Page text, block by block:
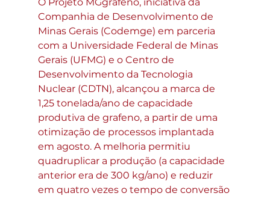
Companhia de Desenvolvimento de
Minas Gerais (Codemge) em parceria
com a Universidade Federal de Minas
Gerais (UFMG) e o Centro de
Desenvolvimento da Tecnologia
Nuclear (CDTN), alcançou a marca de
1,25 tonelada∕ano de capacidade
produtiva de grafeno, a partir de uma
otimização de processos implantada
em agosto. A melhoria permitiu
quadruplicar a produção (a capacidade
anterior era de 300 kg∕ano) e reduzir
em quatro vezes o tempo de conversão